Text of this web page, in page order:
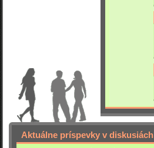
Aktuálne príspevky v diskusiách